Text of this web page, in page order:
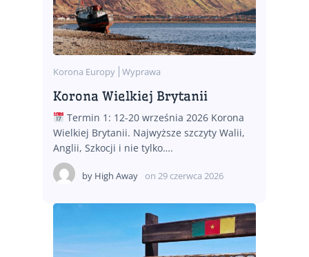
Korona Europy Wyprawa
Korona Wielkiej Brytanii
Termin 1: 12-20 września 2026 Korona
Wielkiej Brytanii. Najwyższe szczyty Walii,
Anglii, Szkocji i nie tylko….
by High Away on 29 czerwca 2026